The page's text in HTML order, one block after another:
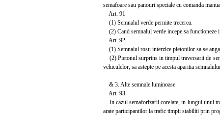
semafoare sau panouri speciale cu comanda
Art. 91
(1) Semnalul verde permite trecerea.
(2) Cand semnalul verde incepe sa functioneze
Art. 92
(1) Semnalul rosu interzice pietonilor sa se
(2) Pietonul surprins in timpul traversarii de
vehiculelor, sa astepte pe acesta aparitia
& 3. Alte semnale luminoase
Art. 93
In cazul semaforizarii corelate, in lungul unui
arate participantilor la trafic timpii stabiliti prin